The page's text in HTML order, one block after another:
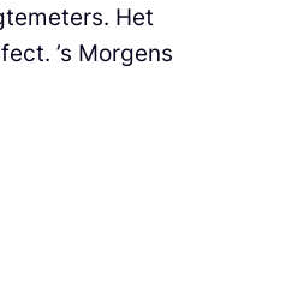
Het
’s Morgens